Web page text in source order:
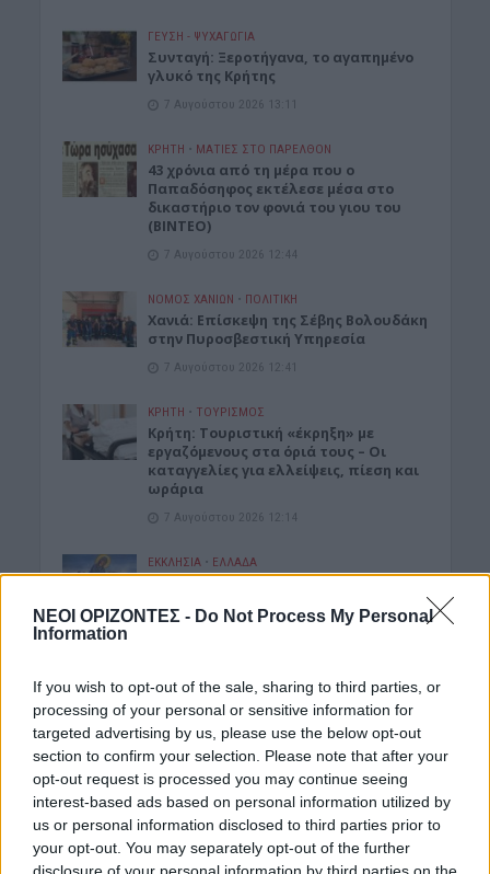
ΝΕΟΙ ΟΡΙΖΟΝΤΕΣ - Do Not Process My Personal
Information
If you wish to opt-out of the sale, sharing to third parties, or
processing of your personal or sensitive information for
targeted advertising by us, please use the below opt-out
section to confirm your selection. Please note that after your
opt-out request is processed you may continue seeing
interest-based ads based on personal information utilized by
us or personal information disclosed to third parties prior to
your opt-out. You may separately opt-out of the further
disclosure of your personal information by third parties on the
ΓΕΎΣΗ - ΨΥΧΑΓΩΓΊΑ
Συνταγή: Ξεροτήγανα, το αγαπημένο
γλυκό της Κρήτης
7 Αυγούστου 2026 13:11
ΚΡΗΤΗ • ΜΑΤΙΕΣ ΣΤΟ ΠΑΡΕΛΘΟΝ
43 χρόνια από τη μέρα που ο
Παπαδόσηφος εκτέλεσε μέσα στο
δικαστήριο τον φονιά του γιου του
(ΒΙΝΤΕΟ)
7 Αυγούστου 2026 12:44
ΝΟΜΌΣ ΧΑΝΊΩΝ • ΠΟΛΙΤΙΚΗ
Xανιά: Επίσκεψη της Σέβης Βολουδάκη
στην Πυροσβεστική Υπηρεσία
7 Αυγούστου 2026 12:41
ΚΡΗΤΗ • ΤΟΥΡΙΣΜΟΣ
Κρήτη: Τουριστική «έκρηξη» με
εργαζόμενους στα όριά τους – Οι
καταγγελίες για ελλείψεις, πίεση και
ωράρια
7 Αυγούστου 2026 12:14
ΕΚΚΛΗΣΙΑ • ΕΛΛΑΔΑ
Κωνσταντινούπολη
ΝΟΜΌΣ ΧΑΝΊΩΝ
Χανιά: Ξάπλωσε να κάνει
ηλιοθεραπεία και πέθανε!
7 Αυγούστου 2026 12:04
ΓΕΎΣΗ - ΨΥΧΑΓΩΓΊΑ • ΝΟΜΌΣ ΧΑΝΊΩΝ
Χανιά: Η παράσταση «Ο Σώζων
Εαυτόν Σωθήτω» στο Θέατρο
Ανατολικής Τάφρου